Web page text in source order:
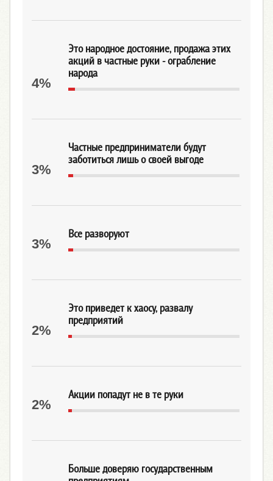
Это народное достояние, продажа этих
акций в частные руки - ограбление
народа
4%
Частные предприниматели будут
заботиться лишь о своей выгоде
3%
Все разворуют
3%
Это приведет к хаосу, развалу
предприятий
2%
Акции попадут не в те руки
2%
Больше доверяю государственным